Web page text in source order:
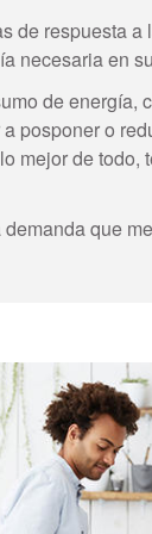
de respuesta
necesaria en
de energía,
posponer o
mejor de todo,
que